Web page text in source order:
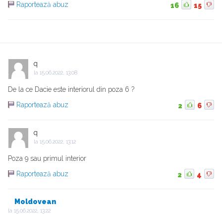
Raportează abuz
16 15
q
la 15.06.2022, 13:08
De la ce Dacie este interiorul din poza 6 ?
Raportează abuz
2 6
q
la 15.06.2022, 13:12
Poza 9 sau primul interior
Raportează abuz
2 4
Moldovean
la 15.06.2022, 13:22